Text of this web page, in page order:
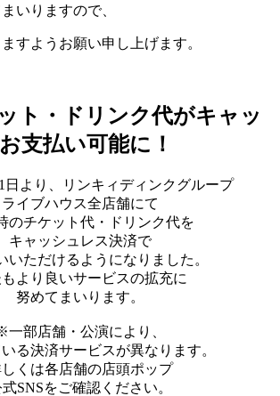
いりますので、
すようお願い申し上げます。
ト・ドリンク代がキャッ
支払い可能に！
日より、リンキィディンクグループ
ライブハウス全店舗にて
のチケット代・ドリンク代を
キャッシュレス決済で
いただけるようになりました。
より良いサービスの拡充に
努めてまいります。
一部店舗・公演により、
る決済サービスが異なります。
くは各店舗の店頭ポップ
SNSをご確認ください。